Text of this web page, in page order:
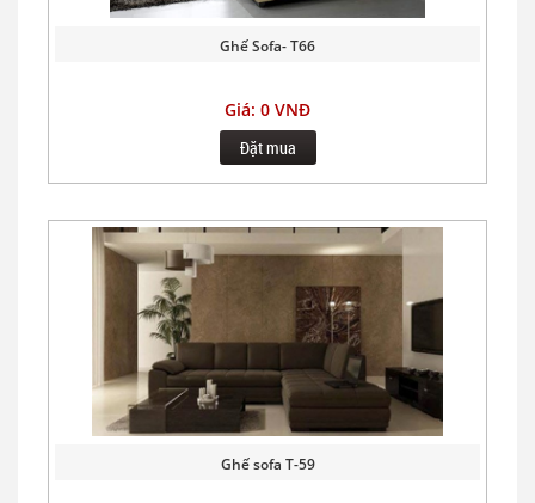
Ghế Sofa- T66
Giá: 0 VNĐ
Đặt mua
Ghế sofa T-59